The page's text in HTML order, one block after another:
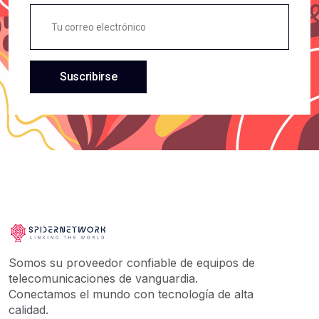
GENERICOS
AMAZON
ABSEN HOLDINGS
GENERAL
ARGOM TECH
Exterior
Gateway
Gigabit
Huawei
Inversor
Olt Para Isp
Ont
Ont-Bridge
Suscribirse
Somos su proveedor confiable de equipos de
telecomunicaciones de vanguardia.
Conectamos el mundo con tecnología de alta
calidad.